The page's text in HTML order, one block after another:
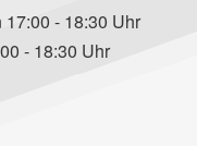
17:00 - 18:30 Uhr
- 18:30 Uhr